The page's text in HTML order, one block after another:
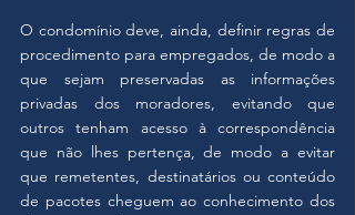
O condomínio deve, ainda, definir regras de
procedimento para empregados, de modo a
que sejam preservadas as informações
privadas dos moradores, evitando que
outros tenham acesso à correspondência
que não lhes pertença, de modo a evitar
que remetentes, destinatários ou conteúdo
de pacotes cheguem ao conhecimento dos